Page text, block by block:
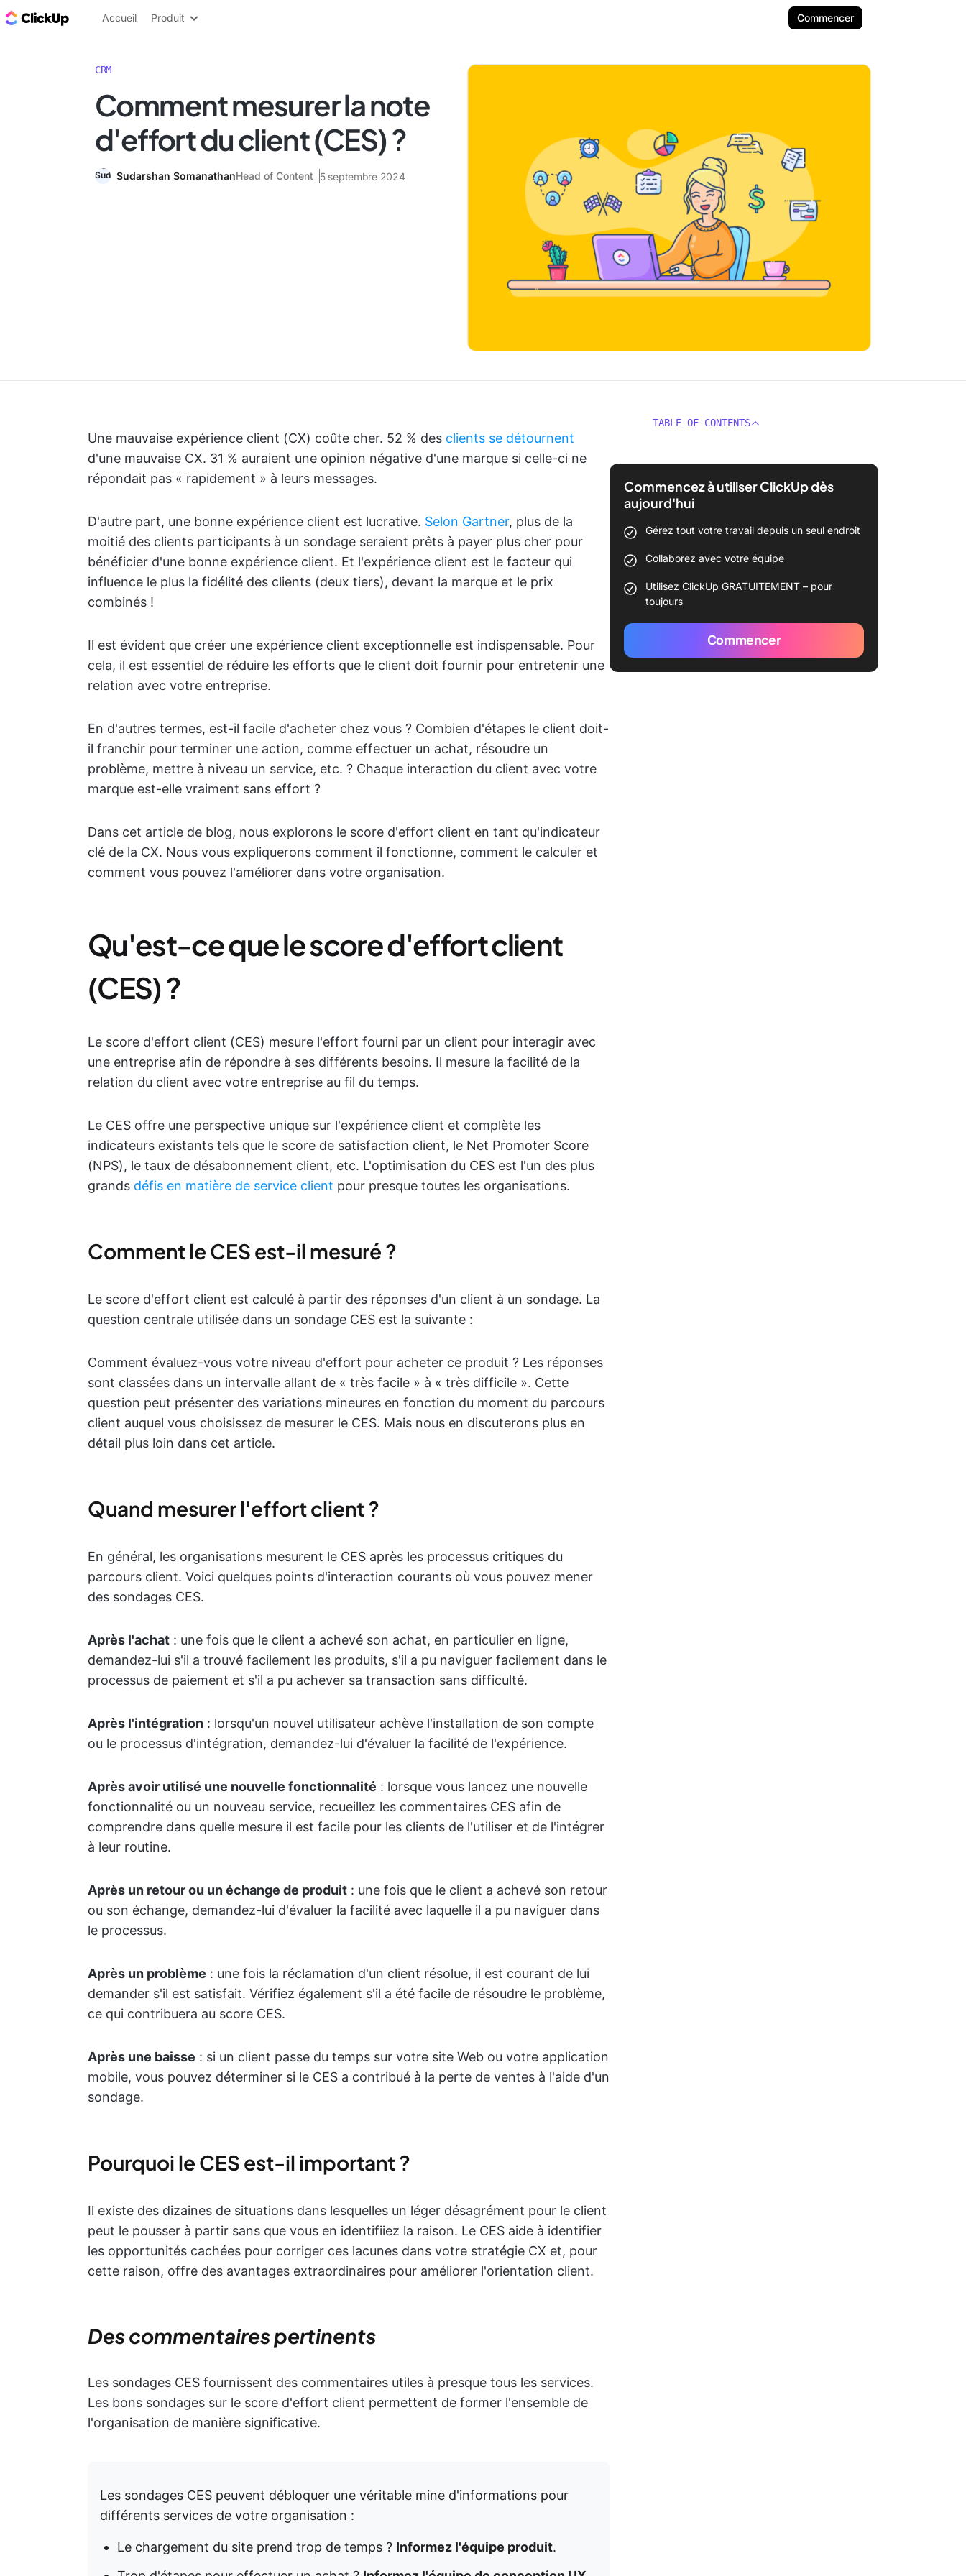
ClickUp Blog
Accueil Produit Commencer
CRM
Comment mesurer la note
d'effort du client (CES) ?
Sudarshan SomanathanHead of Content 5 septembre 2024
Une mauvaise expérience client (CX) coûte cher. 52 % des clients se détournent
d'une mauvaise CX. 31 % auraient une opinion négative d'une marque si celle-ci ne
répondait pas « rapidement » à leurs messages.
D'autre part, une bonne expérience client est lucrative. Selon Gartner, plus de la
moitié des clients participants à un sondage seraient prêts à payer plus cher pour
bénéficier d'une bonne expérience client. Et l'expérience client est le facteur qui
influence le plus la fidélité des clients (deux tiers), devant la marque et le prix
combinés !
Il est évident que créer une expérience client exceptionnelle est indispensable. Pour
cela, il est essentiel de réduire les efforts que le client doit fournir pour entretenir une
relation avec votre entreprise.
En d'autres termes, est-il facile d'acheter chez vous ? Combien d'étapes le client doit-
il franchir pour terminer une action, comme effectuer un achat, résoudre un
problème, mettre à niveau un service, etc. ? Chaque interaction du client avec votre
marque est-elle vraiment sans effort ?
Dans cet article de blog, nous explorons le score d'effort client en tant qu'indicateur
clé de la CX. Nous vous expliquerons comment il fonctionne, comment le calculer et
comment vous pouvez l'améliorer dans votre organisation.
Qu'est-ce que le score d'effort client
(CES) ?
Le score d'effort client (CES) mesure l'effort fourni par un client pour interagir avec
une entreprise afin de répondre à ses différents besoins. Il mesure la facilité de la
relation du client avec votre entreprise au fil du temps.
Le CES offre une perspective unique sur l'expérience client et complète les
indicateurs existants tels que le score de satisfaction client, le Net Promoter Score
(NPS), le taux de désabonnement client, etc. L'optimisation du CES est l'un des plus
grands défis en matière de service client pour presque toutes les organisations.
Comment le CES est-il mesuré ?
Le score d'effort client est calculé à partir des réponses d'un client à un sondage. La
question centrale utilisée dans un sondage CES est la suivante :
Comment évaluez-vous votre niveau d'effort pour acheter ce produit ? Les réponses
sont classées dans un intervalle allant de « très facile » à « très difficile ». Cette
question peut présenter des variations mineures en fonction du moment du parcours
client auquel vous choisissez de mesurer le CES. Mais nous en discuterons plus en
détail plus loin dans cet article.
Quand mesurer l'effort client ?
En général, les organisations mesurent le CES après les processus critiques du
parcours client. Voici quelques points d'interaction courants où vous pouvez mener
des sondages CES.
Après l'achat : une fois que le client a achevé son achat, en particulier en ligne,
demandez-lui s'il a trouvé facilement les produits, s'il a pu naviguer facilement dans le
processus de paiement et s'il a pu achever sa transaction sans difficulté.
Après l'intégration : lorsqu'un nouvel utilisateur achève l'installation de son compte
ou le processus d'intégration, demandez-lui d'évaluer la facilité de l'expérience.
Après avoir utilisé une nouvelle fonctionnalité : lorsque vous lancez une nouvelle
fonctionnalité ou un nouveau service, recueillez les commentaires CES afin de
comprendre dans quelle mesure il est facile pour les clients de l'utiliser et de l'intégrer
à leur routine.
Après un retour ou un échange de produit : une fois que le client a achevé son retour
ou son échange, demandez-lui d'évaluer la facilité avec laquelle il a pu naviguer dans
le processus.
Après un problème : une fois la réclamation d'un client résolue, il est courant de lui
demander s'il est satisfait. Vérifiez également s'il a été facile de résoudre le problème,
ce qui contribuera au score CES.
Après une baisse : si un client passe du temps sur votre site Web ou votre application
mobile, vous pouvez déterminer si le CES a contribué à la perte de ventes à l'aide d'un
sondage.
Pourquoi le CES est-il important ?
Il existe des dizaines de situations dans lesquelles un léger désagrément pour le client
peut le pousser à partir sans que vous en identifiiez la raison. Le CES aide à identifier
les opportunités cachées pour corriger ces lacunes dans votre stratégie CX et, pour
cette raison, offre des avantages extraordinaires pour améliorer l'orientation client.
Des commentaires pertinents
Les sondages CES fournissent des commentaires utiles à presque tous les services.
Les bons sondages sur le score d'effort client permettent de former l'ensemble de
l'organisation de manière significative.
Les sondages CES peuvent débloquer une véritable mine d'informations pour
différents services de votre organisation :
Le chargement du site prend trop de temps ? Informez l'équipe produit.
TABLE OF CONTENTS
Commencez à utiliser ClickUp dès
aujourd'hui
Gérez tout votre travail depuis un seul endroit
Collaborez avec votre équipe
Utilisez ClickUp GRATUITEMENT – pour
toujours
Commencer